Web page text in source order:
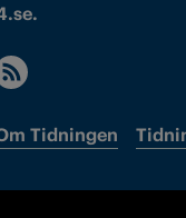
Tidningen